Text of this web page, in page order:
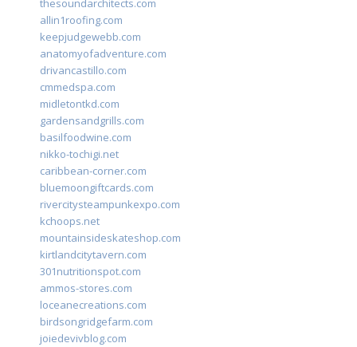
thesoundarchitects.com
allin1roofing.com
keepjudgewebb.com
anatomyofadventure.com
drivancastillo.com
cmmedspa.com
midletontkd.com
gardensandgrills.com
basilfoodwine.com
nikko-tochigi.net
caribbean-corner.com
bluemoongiftcards.com
rivercitysteampunkexpo.com
kchoops.net
mountainsideskateshop.com
kirtlandcitytavern.com
301nutritionspot.com
ammos-stores.com
loceanecreations.com
birdsongridgefarm.com
joiedevivblog.com